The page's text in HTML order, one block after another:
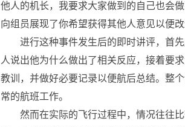
他人的机长，我要求大家做到的自己也会
向组员展现了你希望获得其他人意见以便改
进行这种事件发生后的即时讲评，首先
人说出他为什么做出了相关反应，接着要
教训，并做好必要记录以便航后总结。整
常的航班工作。
然而在实际的飞行过程中，情况往往比